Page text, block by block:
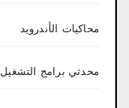
محاكيات الأندرويد
محدثي برامج التشغيل